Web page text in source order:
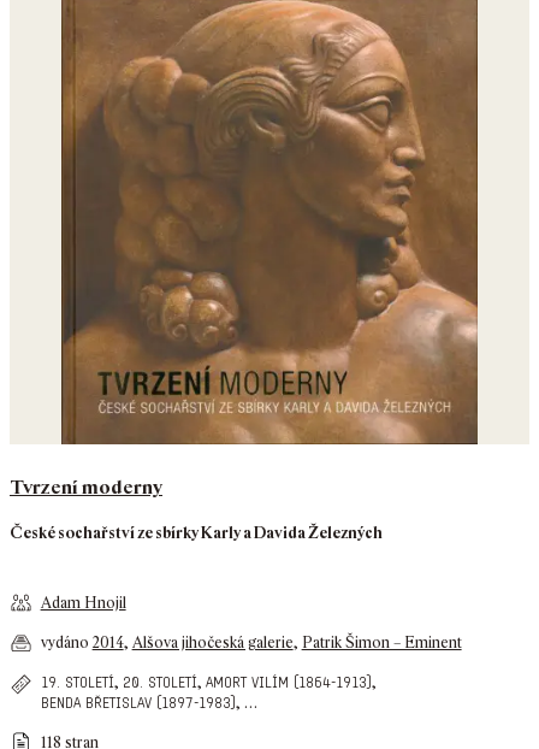
Tvrzení moderny
České sochařství ze sbírky Karly a Davida Železných
Adam Hnojil
vydáno 2014, Alšova jihočeská galerie, Patrik Šimon – Eminent
19. století, 20. století, amort vilím (1864-1913),
benda břetislav (1897-1983), …
118 stran